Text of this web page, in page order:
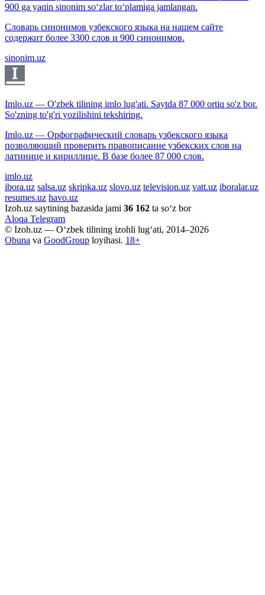
900 ga yaqin sinonim so‘zlar to‘plamiga jamlangan.
Словарь синонимов узбекского языка на нашем сайте
содержит более 3300 слов и 900 синонимов.
sinonim.uz
Imlo.uz — O'zbek tilining imlo lug'ati. Saytda 87 000 ortiq so'z bor.
So'zning to'g'ri yozilishini tekshiring.
Imlo.uz — Орфографический словарь узбекского языка
позволяющий проверить правописание узбекских слов на
латинице и кириллице. В базе более 87 000 слов.
imlo.uz
ibora.uz salsa.uz skripka.uz slovo.uz television.uz vatt.uz iboralar.uz
resumes.uz havo.uz
Izoh.uz saytining bazasida jami 36 162 ta so‘z bor
Aloqa Telegram
© Izoh.uz — O‘zbek tilining izohli lug‘ati, 2014–2026
Obuna va GoodGroup loyihasi. 18+